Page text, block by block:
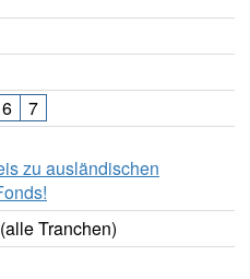
6
7
zu ausländischen
Tranchen)